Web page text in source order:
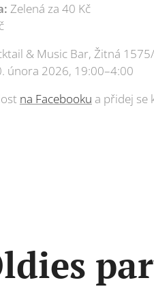
Zelená za 40 Kč
& Music Bar, Žitná
února 2026, 19:00–4:00
na Facebooku a přidej se